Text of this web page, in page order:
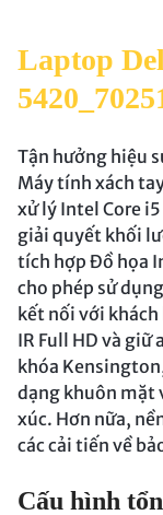
Laptop
Tận hưởng hiệu
Máy tính xách
xử lý Intel Core
giải quyết khối
tích hợp Đồ họa
cho phép sử
kết nối với
IR Full HD và giữ
khóa
dạng khuôn mặt
xúc. Hơn nữa,
các cải tiến về
Cấu hình